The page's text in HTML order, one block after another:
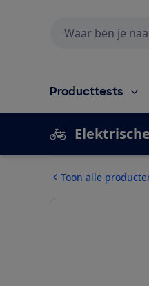
Producttests
Toon alle